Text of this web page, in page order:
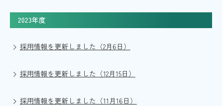
2023年度
採用情報を更新しました（2月6日）
採用情報を更新しました（12月15日）
採用情報を更新しました（11月16日）